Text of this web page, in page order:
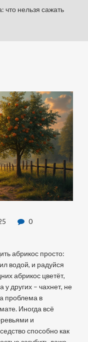
что нельзя сажать
0
абрикос просто:
водой, и радуйся
абрикос цветёт,
у других – чахнет, не
проблема в
Иногда всё
и
способно как